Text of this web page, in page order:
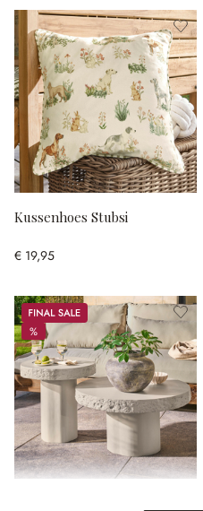
Kussenhoes Stubsi
€ 19,95
Sale
%
%